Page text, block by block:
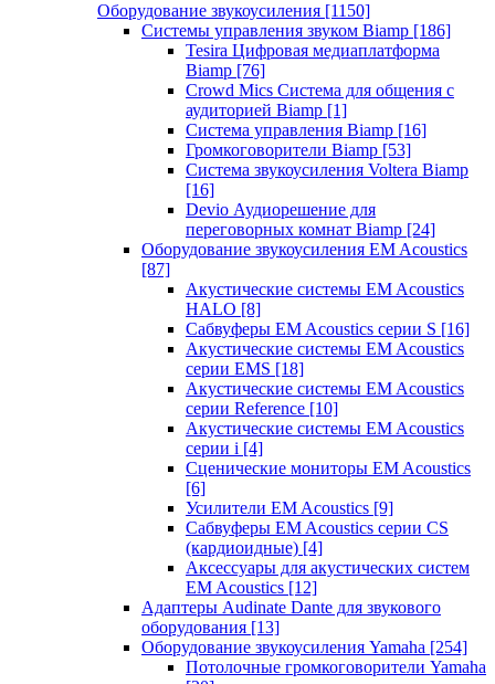
Оборудование звукоусиления [1150]
Системы управления звуком Biamp [186]
Tesira Цифровая медиаплатформа
Biamp [76]
Crowd Mics Система для общения с
аудиторией Biamp [1]
Система управления Biamp [16]
Громкоговорители Biamp [53]
Система звукоусиления Voltera Biamp
[16]
Devio Аудиорешение для
переговорных комнат Biamp [24]
Оборудование звукоусиления EM Acoustics
[87]
Акустические системы EM Acoustics
HALO [8]
Сабвуферы EM Acoustics серии S [16]
Акустические системы EM Acoustics
серии EMS [18]
Акустические системы EM Acoustics
серии Reference [10]
Акустические системы EM Acoustics
серии i [4]
Сценические мониторы EM Acoustics
[6]
Усилители EM Acoustics [9]
Сабвуферы EM Acoustics серии CS
(кардиоидные) [4]
Аксессуары для акустических систем
EM Acoustics [12]
Адаптеры Audinate Dante для звукового
оборудования [13]
Оборудование звукоусиления Yamaha [254]
Потолочные громкоговорители Yamaha